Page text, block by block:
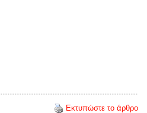
Εκτυπώστε το άρθρο